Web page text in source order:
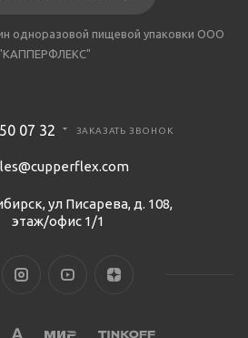
одноразовой пищевой упаковки ООО
"КАППЕРФЛЕКС"
07 32 ЗАКАЗАТЬ ЗВОНОК
ул Писарева, д. 108,
этаж/офис 1/1